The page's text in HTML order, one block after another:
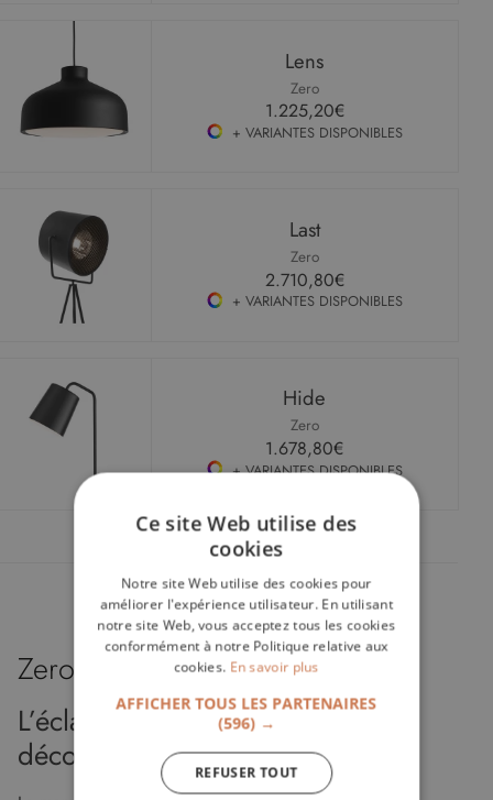
Lens
Zero
1.225,20€
+ VARIANTES DISPONIBLES
Last
Zero
2.710,80€
+ VARIANTES DISPONIBLES
Hide
Zero
1.678,80€
+ VARIANTES DISPONIBLES
Zero
L’éclairage technique devenu
décoratif
Ce site Web utilise des
cookies
Notre site Web utilise des cookies pour
améliorer l'expérience utilisateur. En utilisant
notre site Web, vous acceptez tous les cookies
conformément à notre Politique relative aux
cookies. En savoir plus
AFFICHER TOUS LES PARTENAIRES
(596) →
REFUSER TOUT